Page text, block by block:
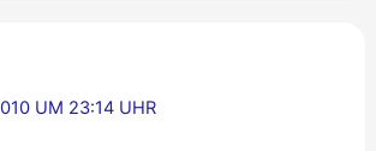
UM 23:14 UHR